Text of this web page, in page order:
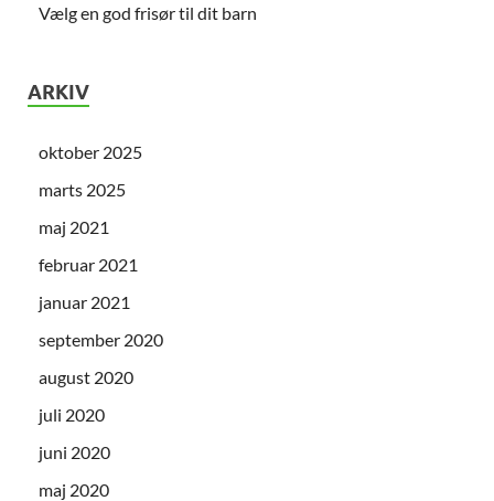
Vælg en god frisør til dit barn
ARKIV
oktober 2025
marts 2025
maj 2021
februar 2021
januar 2021
september 2020
august 2020
juli 2020
juni 2020
maj 2020